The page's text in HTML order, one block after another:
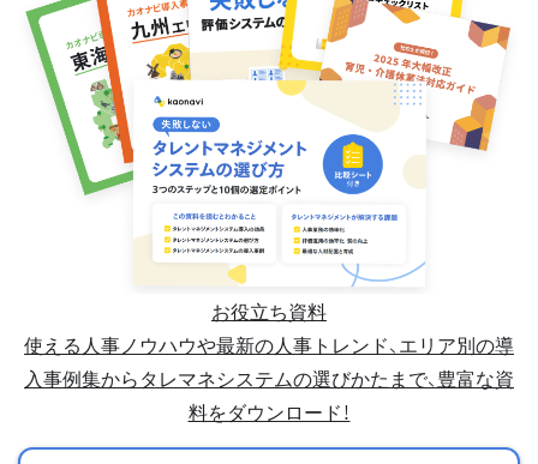
お役立ち資料
使える人事ノウハウや最新の人事トレンド、エリア別の導
入事例集からタレマネシステムの選びかたまで、豊富な資
料をダウンロード！